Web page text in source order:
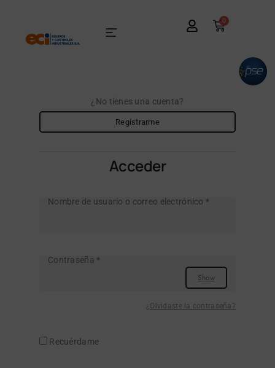
0
¿No tienes una cuenta?
Registrarme
Acceder
Nombre de usuario o correo electrónico *
Contraseña *
Recuérdame
¿Olvidaste la contraseña?